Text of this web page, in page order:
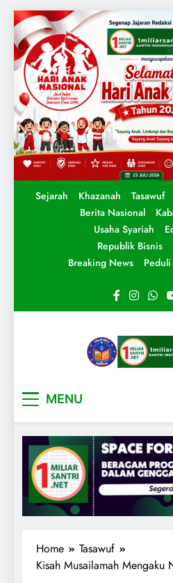
Sejarah Khazanah Tasawuf
Berita Nasional
Usaha Syariah
Republik Bisnis
Breaking News
MENU
Home
Tasawuf
Kisah Musailamah Mengaku